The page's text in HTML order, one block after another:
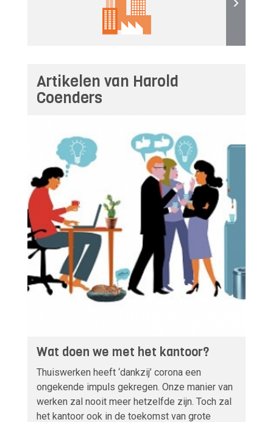
Artikelen van Harold
Coenders
Wat doen we met het kantoor?
Thuiswerken heeft ‘dankzij’ corona een
ongekende impuls gekregen. Onze manier van
werken zal nooit meer hetzelfde zijn. Toch zal
het kantoor ook in de toekomst van grote